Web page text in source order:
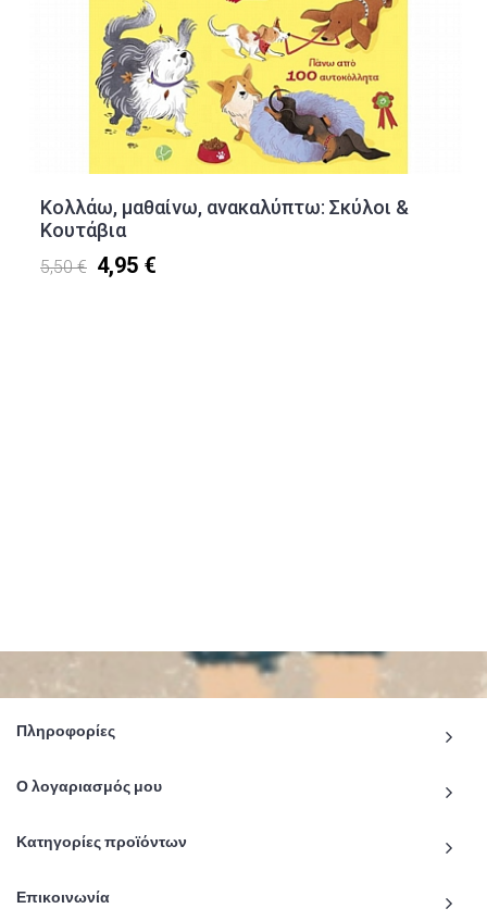
Κολλάω, μαθαίνω, ανακαλύπτω: Σκύλοι &
Κουτάβια
5,50 € 4,95 €
Πληροφορίες
Ο λογαριασμός μου
Κατηγορίες προϊόντων
Επικοινωνία